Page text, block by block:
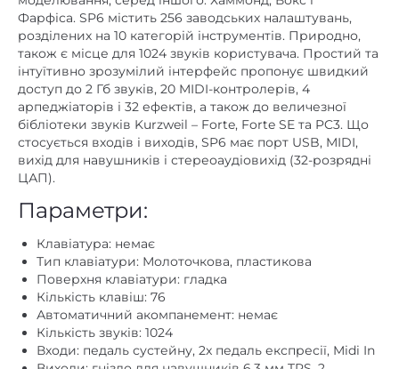
також є місце для 1024 звуків користувача. Простий та
інтуїтивно зрозумілий інтерфейс пропонує швидкий
доступ до 2 Гб звуків, 20 MIDI-контролерів, 4
арпеджіаторів і 32 ефектів, а також до величезної
бібліотеки звуків Kurzweil – Forte, Forte SE та PC3. Що
стосується входів і виходів, SP6 має порт USB, MIDI,
вихід для навушників і стереоаудіовихід (32-розрядні
ЦАП).
Параметри:
Тип клавіатури: Молоточкова, пластикова
Поверхня клавіатури: гладка
Кількість клавіш: 76
Автоматичний акомпанемент: немає
Кількість звуків: 1024
Входи: педаль сустейну, 2x педаль експресії, Midi In
Виходи: гніздо для навушників 6,3 мм TRS, 2
лінійних збалансованих гнізда 6,3 мм TS, вихід Midi
Поліфонія: 128